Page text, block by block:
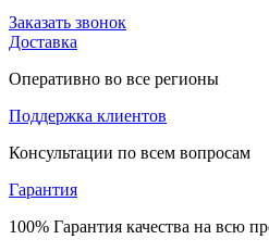
Заказать звонок
Доставка
Оперативно во все регионы
Поддержка клиентов
Консультации по всем вопросам
Гарантия
100% Гарантия качества на всю